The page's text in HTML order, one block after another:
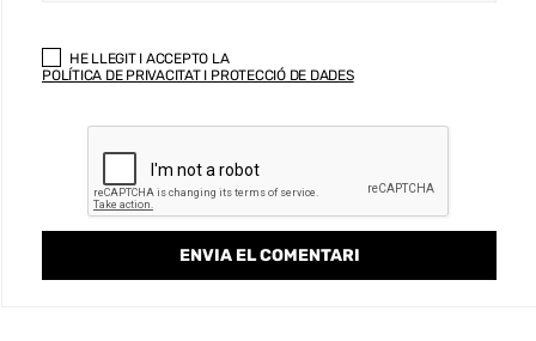
HE LLEGIT I ACCEPTO LA
POLÍTICA DE PRIVACITAT I PROTECCIÓ DE DADES